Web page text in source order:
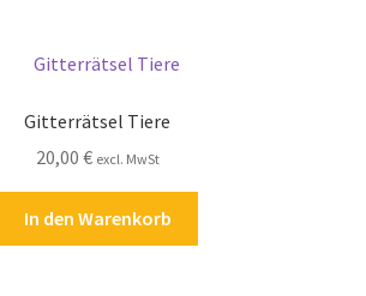
Gitterrätsel Tiere
20,00 € excl. MwSt
In den Warenkorb